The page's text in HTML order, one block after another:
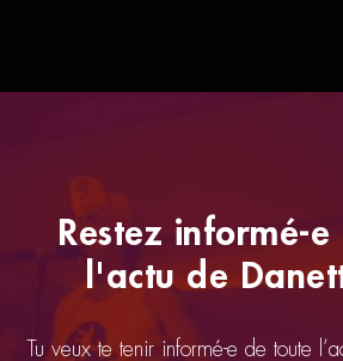
Restez informé-
l'actu de
Tu veux te tenir informé-e de toute